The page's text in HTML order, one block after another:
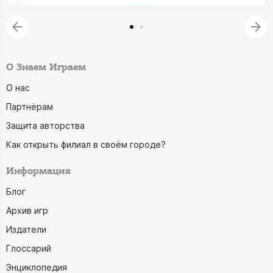
О Знаем Играем
О нас
Партнёрам
Защита авторства
Как открыть филиал в своём городе?
Информация
Блог
Архив игр
Издатели
Глоссарий
Энциклопедия